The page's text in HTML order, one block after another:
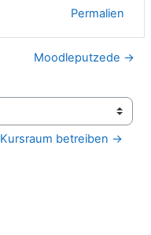
Permalien
Moodleputzede →
Kursraum betreiben →